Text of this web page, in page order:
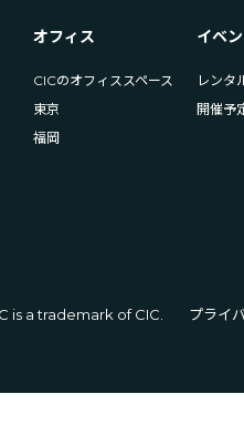
オフィス
CICのオフィススペース
東京
福岡
イベ
レンタ
開催予
is a trademark of CIC. プライ